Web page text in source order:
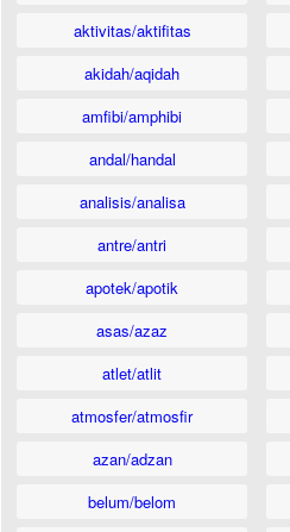
aktivitas/aktifitas
akidah/aqidah
amfibi/amphibi
andal/handal
analisis/analisa
antre/antri
apotek/apotik
asas/azaz
atlet/atlit
atmosfer/atmosfir
azan/adzan
belum/belom